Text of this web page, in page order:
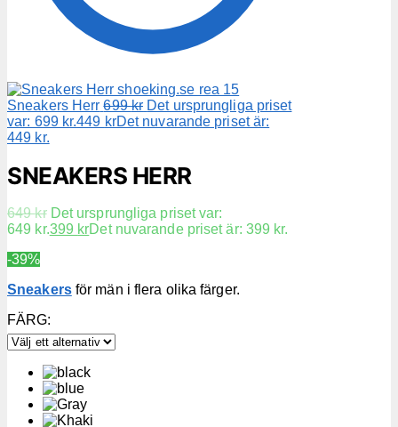
Sneakers Herr 699kr Det ursprungliga priset
var: 699 kr.449 krDet nuvarande priset är:
449 kr.
SNEAKERS HERR
649kr Det ursprungliga priset var:
649 kr.399 krDet nuvarande priset är: 399 kr.
-39%
Sneakersför män i flera olika färger.
FÄRG: